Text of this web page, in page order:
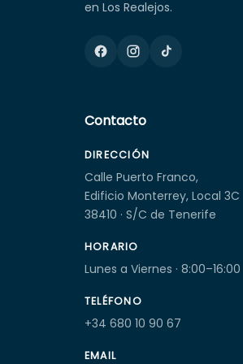
en Los Realejos.
Contacto
DIRECCIÓN
Calle Puerto Franco,
Edificio Monterrey, Local 3C
38410 · S/C de Tenerife
HORARIO
Lunes a Viernes · 8:00–16:00
TELÉFONO
+34 680 10 90 67
EMAIL